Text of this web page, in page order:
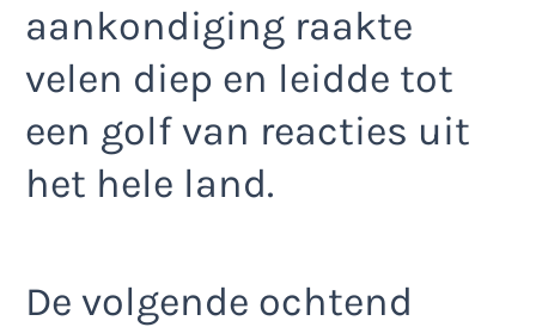
aankondiging raakte
velen diep en leidde tot
een golf van reacties uit
het hele land.
De volgende ochtend